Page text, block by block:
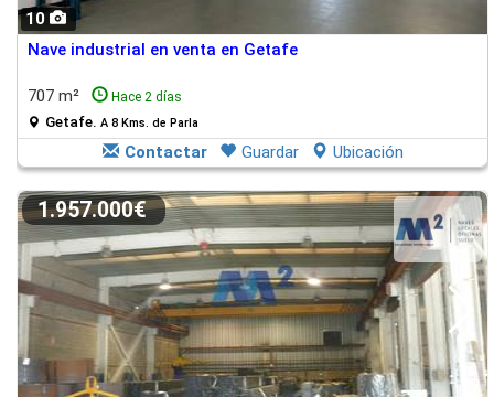
10
Nave industrial en venta en Getafe
707 m² Hace 2 días
Getafe. A 8 Kms. de Parla
Contactar Guardar Ubicación
1.957.000€